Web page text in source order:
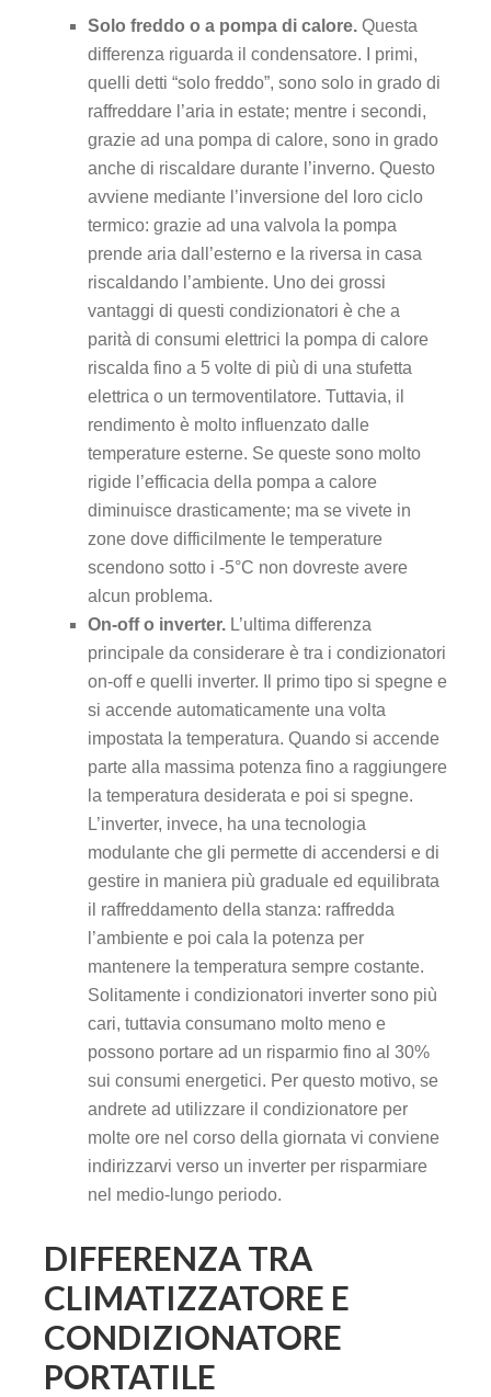
Solo freddo o a pompa di calore. Questa
differenza riguarda il condensatore. I primi,
quelli detti “solo freddo”, sono solo in grado di
raffreddare l’aria in estate; mentre i secondi,
grazie ad una pompa di calore, sono in grado
anche di riscaldare durante l’inverno. Questo
avviene mediante l’inversione del loro ciclo
termico: grazie ad una valvola la pompa
prende aria dall’esterno e la riversa in casa
riscaldando l’ambiente. Uno dei grossi
vantaggi di questi condizionatori è che a
parità di consumi elettrici la pompa di calore
riscalda fino a 5 volte di più di una stufetta
elettrica o un termoventilatore. Tuttavia, il
rendimento è molto influenzato dalle
temperature esterne. Se queste sono molto
rigide l’efficacia della pompa a calore
diminuisce drasticamente; ma se vivete in
zone dove difficilmente le temperature
scendono sotto i -5°C non dovreste avere
alcun problema.
On-off o inverter. L’ultima differenza
principale da considerare è tra i condizionatori
on-off e quelli inverter. Il primo tipo si spegne e
si accende automaticamente una volta
impostata la temperatura. Quando si accende
parte alla massima potenza fino a raggiungere
la temperatura desiderata e poi si spegne.
L’inverter, invece, ha una tecnologia
modulante che gli permette di accendersi e di
gestire in maniera più graduale ed equilibrata
il raffreddamento della stanza: raffredda
l’ambiente e poi cala la potenza per
mantenere la temperatura sempre costante.
Solitamente i condizionatori inverter sono più
cari, tuttavia consumano molto meno e
possono portare ad un risparmio fino al 30%
sui consumi energetici. Per questo motivo, se
andrete ad utilizzare il condizionatore per
molte ore nel corso della giornata vi conviene
indirizzarvi verso un inverter per risparmiare
nel medio-lungo periodo.
DIFFERENZA TRA
CLIMATIZZATORE E
CONDIZIONATORE
PORTATILE